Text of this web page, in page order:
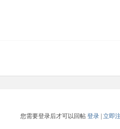
您需要登录后才可以回帖 登录| 立即